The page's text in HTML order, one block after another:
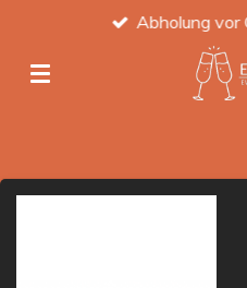
springen
Abholung vor